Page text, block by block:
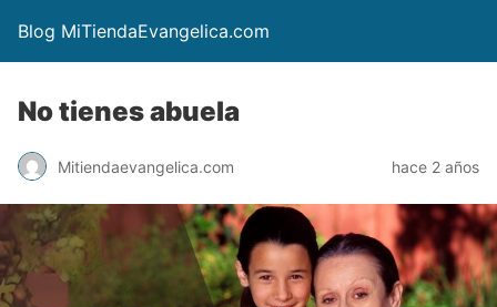
Blog MiTiendaEvangelica.com
No tienes abuela
Mitiendaevangelica.com hace 2 años